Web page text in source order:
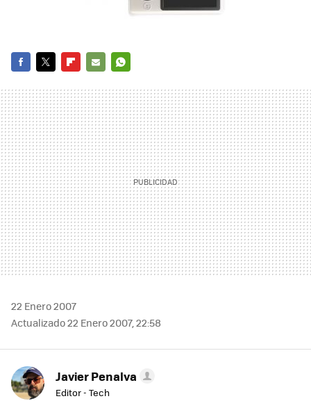
MAIL
22 Enero 2007
Actualizado 22 Enero 2007, 22:58
Javier Penalva
Editor - Tech